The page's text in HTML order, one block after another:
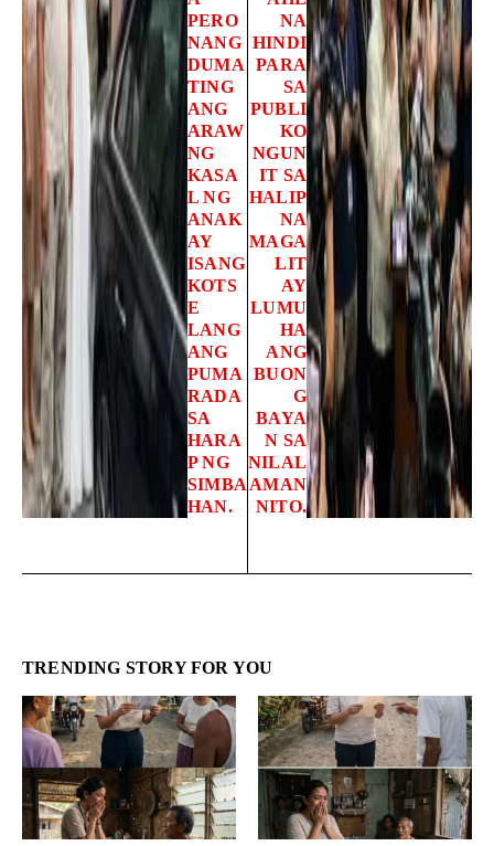
PERO
NANG
DUMA
TING
ANG
ARAW
NG
KASA
L NG
ANAK
AY
ISANG
KOTS
E
LANG
ANG
PUMA
RADA
SA
HARA
P NG
SIMBA
HAN.
NA
HINDI
PARA
SA
PUBLI
KO
NGUN
IT SA
HALIP
NA
MAGA
LIT
AY
LUMU
HA
ANG
BUON
G
BAYA
N SA
NILAL
AMAN
NITO.
TRENDING STORY FOR YOU